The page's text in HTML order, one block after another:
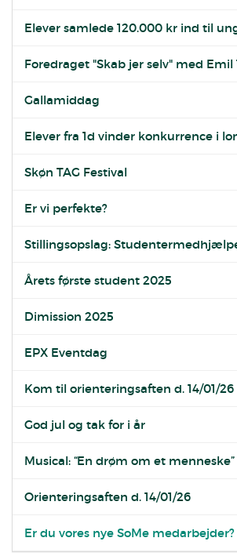
Elever samlede 120.000 kr ind til
Foredraget "Skab jer selv" med Emil
Gallamiddag
Elever fra 1d vinder konkurrence i
Skøn TAG Festival
Er vi perfekte?
Stillingsopslag:
Årets første student 2025
Dimission 2025
EPX Eventdag
Kom til orienteringsaften d. 14/01/26
God jul og tak for i år
Musical: “En drøm om et menneske”
Orienteringsaften d. 14/01/26
Er du vores nye SoMe medarbejder?